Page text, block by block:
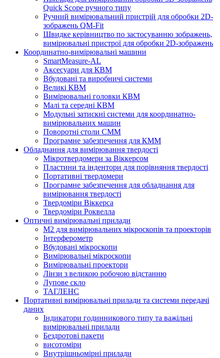
Quick Scope ручного типу
Ручний вимірювальний пристрій для обробки 2D-
зображень QM-Fit
Швидке керівництво по застосуванню зображень,
вимірювальні пристрої для обробки 2D-зображень
Координатно-вимірювальні машини
SmartMeasure-AL
Аксесуари для КВМ
Вбудовані та виробничі системи
Великі КВМ
Вимірювальні головки КВМ
Малі та середні КВМ
Модульні затискні системи для координатно-
вимірювальних машин
Поворотні столи CMM
Програмне забезпечення для КММ
Обладнання для вимірювання твердості
Мікротвердомери за Віккерсом
Пластини та індентори для порівняння твердості
Портативні твердомери
Програмне забезпечення для обладнання для
вимірювання твердості
Твердоміри Віккерса
Твердоміри Роквелла
Оптичні вимірювальні прилади
M2 для вимірювальних мікроскопів та проекторів
Інтерферометр
Вбудовані мікроскопи
Вимірювальні мікроскопи
Вимірювальні проектори
Лінзи з великою робочою відстанню
Лупове скло
ТАГЛЕНС
Портативні вимірювальні прилади та системи передачі
даних
Індикатори годинникового типу та важільні
вимірювальні прилади
Бездротові пакети
висотоміри
Внутрішньомірні прилади